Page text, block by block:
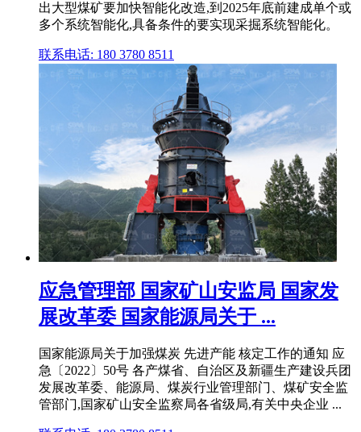
出大型煤矿要加快智能化改造,到2025年底前建成单个或
多个系统智能化,具备条件的要实现采掘系统智能化。
联系电话: 180 3780 8511
应急管理部 国家矿山安监局 国家发
展改革委 国家能源局关于 ...
国家能源局关于加强煤炭 先进产能 核定工作的通知 应
急〔2022〕50号 各产煤省、自治区及新疆生产建设兵团
发展改革委、能源局、煤炭行业管理部门、煤矿安全监
管部门,国家矿山安全监察局各省级局,有关中央企业 ...